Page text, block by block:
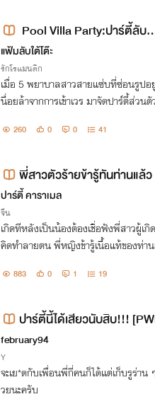
Pool Villa Party:ปาร์ตี้ลั
แฟ้มลับใต้โต๊ะ
รักโรแมนติก
เมื่อ 5 พยาบาลสาวสายแซ่บที่ซ่อนรูปอ
นื่อยล้าจากการเข้าเวร มาจัดปาร์ตี้ส่วน
260 0 0 41
พี่สาวตัวร้ายข้ารู้ทันท่านแล้ว
ปาร์ตี้ คาราเมล
จีน
เกิดทีหลังเป็นน้องต้องเชื่อฟังพี่สาวผู้เกิ
คิดทำลายตน พี่หญิงข้ารู้เนื้อแท้ของท่า
883 0 1 19
ปาร์ตี้นี้ได้เสียวนั
february94
Y
จะเย*ดกับเพื่อนพี่กี่คนก็ได้แต่เก็บรูร่าน
วยนะครับ